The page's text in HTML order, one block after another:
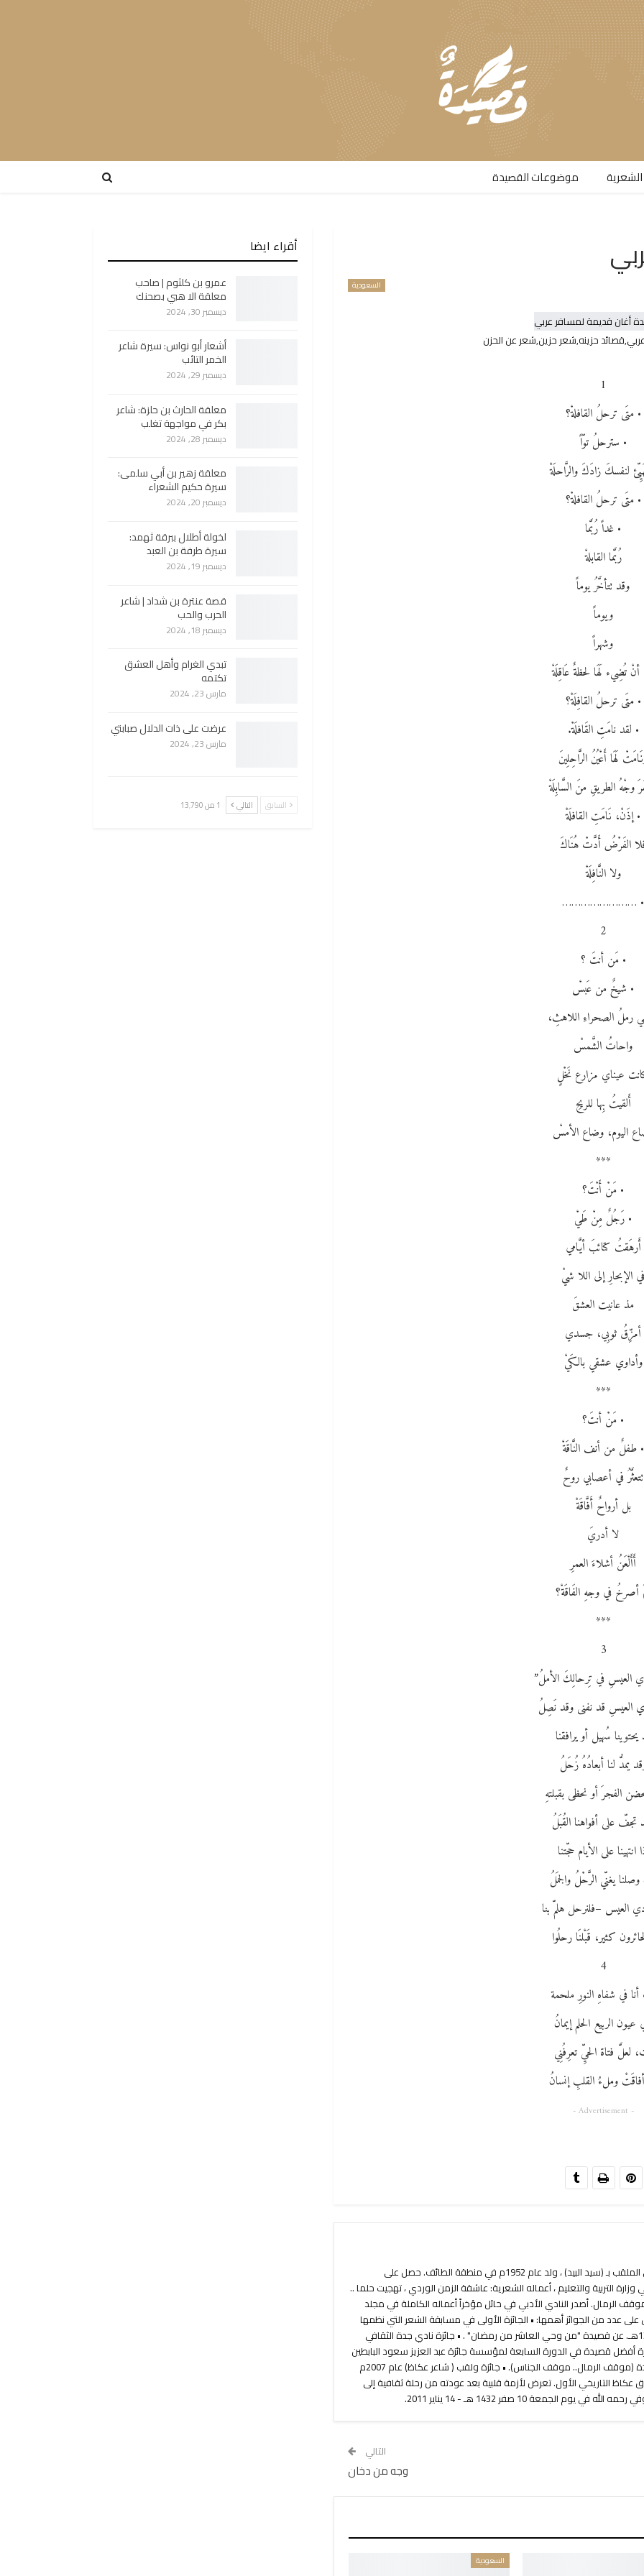
موضوعات القصيدة​
السعودية
حزينه,شعر حزين,شعر عن الحزن
1
• متَى ترحلُ القافلةْ؟
• سترحلُ توّاً
لنفسكَ زادَكَ والرَّاحلَةْ
• متَى ترحلُ القافلةْ؟
• غداً رُبَّما
رُبَّما القابلةْ
وقد تتأخَّرُ يوماً
ويوماً
وشهراً
أنْ تُضِيء لَهَا لحظةٌ عَاقِلَةْ
• متَى ترحلُ القافِلَةْ؟
• لقد نامَتِ القَافلَةْ.
لَهَا أَعْيُنُ الرَّاحِلِينَ
وجْهُ الطريقِ منَ السَّابِلَةْ
• إذَنْ، نَامَتِ القافلَةْ
الفَرْضُ أَدَّتْ هُنَاكَ
ولا النَّافِلَةْ
• ……………………
2
• مَن أنتَ ؟
• شيخٌ من عَبسْ
رملُ الصحراءِ اللاهثِ،
واحاتُ الشَّمسْ
عيناي مزارع نَخْلٍ
أَلقيتُ بِها للريحِ
اليوم، وضاع الأمسْ
***
• مَنْ أَنْتَ؟
• رَجُلٌ مِنْ طَيْ
أَرهَقتُ كتائبَ أيَّامي
في الإبحارِ إلى اللا شيْ
مذ عانيت العشقَ
أمزِّقُ ثوبِي، جسدي
وأداوي عشقي بالكَيْ
***
• مَنْ أنتَ؟
• طفلٌ من أنف النَّاقَةْ
تتعثَّرُ في أعصابي روحٌ
بل أرواحٌ أَفَّاقَةْ
لا أدريَ
أَأَلْعَنُ أشلاءَ العمرِ
أصرخُ في وجهِ الفَاقَةْ؟
***
3
العيسِ في تِرحالِكَ الأملُ”
العيسِ قد نفنى وقد نَصِلُ
سُهيل أو يرافقنا
يمدُّ لنا أبعادُهُ زُحَلُ
الفجرَ أو نحظى بقبلتهِ
تجفّ على أفواهنا القُبَلُ
انتهينا على الأيام حجّتنا
يغنّي الرَّحْلُ والجمَلُ
العيس –فلنرحل هلمّ بنا
كثير، قَبْلنَا رحلُوا
4
في شفاهِ النورِ ملحمة
عيون الربيع الحلم إيمانُ
لعلَّ فتاة الحيِّ تعرِفُنِي
وملءُ القلبِ إنسانُ
- Advertisement -
الشاعر السعودي محمد عواض الثبيتي الملقب بـ (سيد البيد) ، ولد عام 1952م في منطقة الطائف. حصل على
التربية والتعليم ، أعماله الشعرية: عاشقة الزمن الوردي ، تهجيت حلما ..
الرمال. أصدر النادي الأدبي في حائل مؤخراً أعماله الكاملة في مجلد
عدد من الجوائز أهمها: • الجائزة الأولى في مسابقة الشعر التي نظمها
مكتب رعاية الشباب في مكة سنة 1397هـ. عن قصيدة "من وحي العاشر من رمضان" . • جائزة نادي جدة الثقافي
• جائزة أفضل قصيدة في الدورة السابعة لمؤسسة جائزة عبد العزيز سعود البابطين
للإبداع الشعري عام 2000 م، عن قصيدة (موقف الرمال.. موقف الجناس). • جائزة ولقب ( شاعر عكاظ) عام 2007م
التاريخي الأول. تعرض لأزمة قلبية بعد عودته من رحلة ثقافية إلى
يوم الجمعة 10 صفر 1432 هـ - 14 يناير 2011.
التالي
وجه من دخان
السعودية
أقراء ايضا
عمرو بن كلثوم | صاحب
معلقة الا هبي بصحنك
ديسمبر 30, 2024
أشعار أبو نواس: سيرة شاعر
الخمر التائب
ديسمبر 29, 2024
معلقة الحارث بن حلزة: شاعر
بكر في مواجهة تغلب
ديسمبر 28, 2024
معلقة زهير بن أبي سلمى:
سيرة حكيم الشعراء
ديسمبر 20, 2024
لخولة أطلال ببرقة ثهمد:
سيرة طرفة بن العبد
ديسمبر 19, 2024
قصة عنترة بن شداد | شاعر
الحرب والحب
ديسمبر 18, 2024
تبدي الغرام وأهل العشق
تكتمه
مارس 23, 2024
عرضت على ذات الدلال صبابتي
مارس 23, 2024
السابق التالي 1 من 13٬790